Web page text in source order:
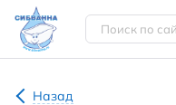
Назад